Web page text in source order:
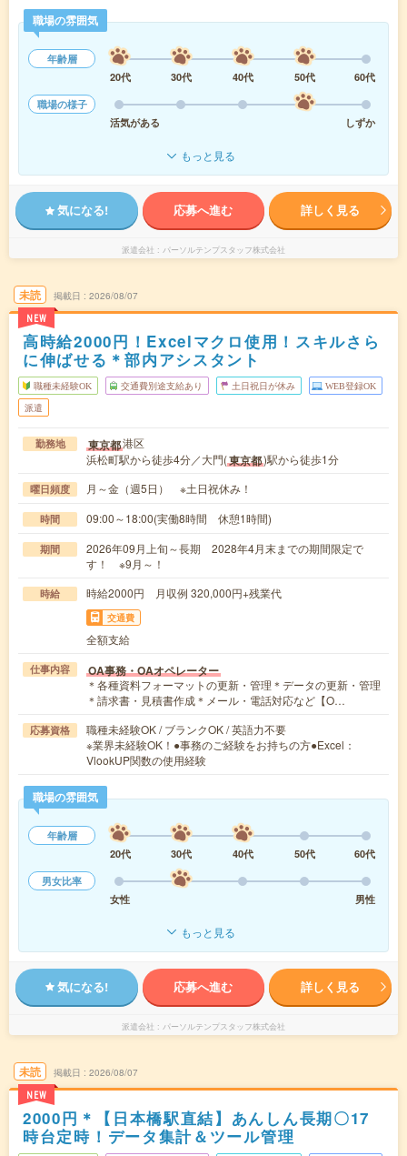
職場の雰囲気
年齢層
20代
30代 40代 50代
60代
職場の様子
活気がある
しずか
もっと見る
気になる! 応募へ進む 詳しく見る
派遣会社 パーソルテンプスタッフ株式会社
未読
NEW
掲載日 2026/08/07
高時給2000円！Excelマクロ使用！スキルさら
に伸ばせる＊部内アシスタント
職種未経験OK 交通費別途支給あり 土日祝日が休み WEB登録OK
派遣
勤務地 東京都港区
浜松町駅から徒歩4分／大門(東京都)駅から徒歩1分
曜日頻度 月～金（週5日） ※土日祝休み！
時間 09:00～18:00(実働8時間 休憩1時間)
期間
2026年09月上旬～長期 2028年4月末までの期間限定で
す！ ※9月～！
時給 時給2000円 月収例 320,000円+残業代
交通費
全額支給
仕事内容 OA事務・OAオペレーター
＊各種資料フォーマットの更新・管理＊データの更新・管理
＊請求書・見積書作成＊メール・電話対応など【O…
応募資格
職種未経験OK / ブランクOK / 英語力不要
※業界未経験OK！●事務のご経験をお持ちの方●Excel：
VlookUP関数の使用経験
職場の雰囲気
年齢層
20代
30代 40代 50代
60代
男女比率
女性
男性
もっと見る
気になる! 応募へ進む 詳しく見る
派遣会社 パーソルテンプスタッフ株式会社
未読
NEW
掲載日 2026/08/07
2000円＊【日本橋駅直結】あんしん長期〇17
時台定時！データ集計＆ツール管理